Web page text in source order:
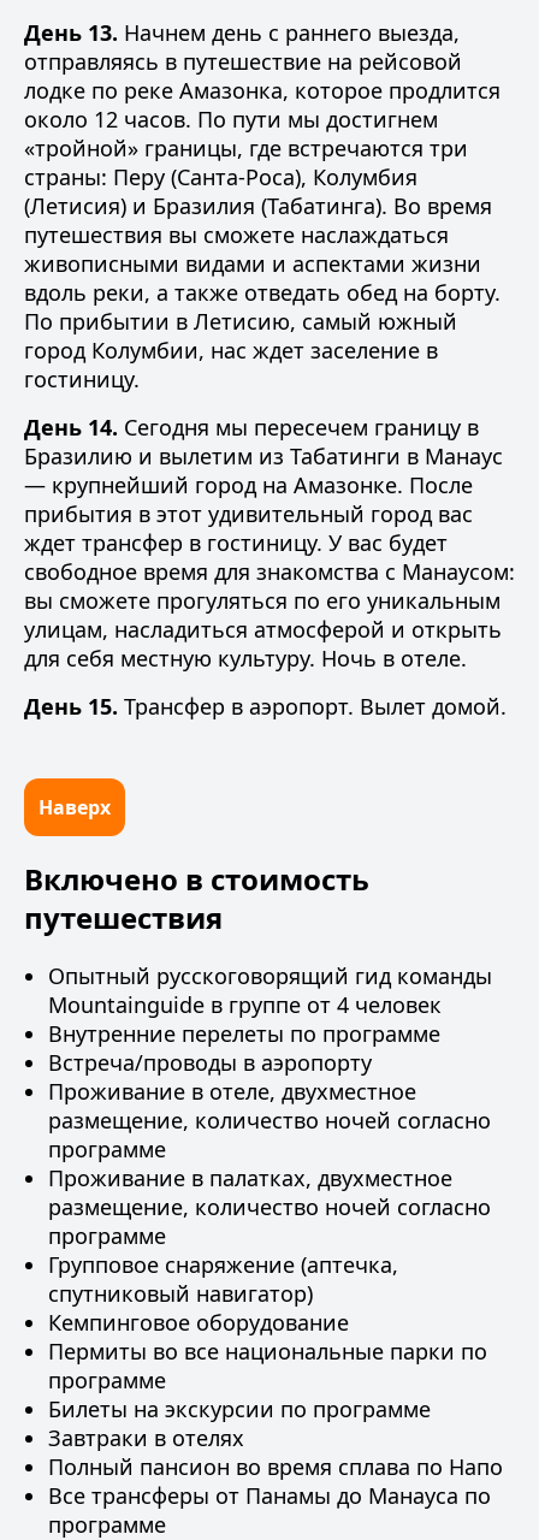
День 13. Начнем день с раннего выезда,
отправляясь в путешествие на рейсовой
лодке по реке Амазонка, которое продлится
около 12 часов. По пути мы достигнем
«тройной» границы, где встречаются три
страны: Перу (Санта-Роса), Колумбия
(Летисия) и Бразилия (Табатинга). Во время
путешествия вы сможете наслаждаться
живописными видами и аспектами жизни
вдоль реки, а также отведать обед на борту.
По прибытии в Летисию, самый южный
город Колумбии, нас ждет заселение в
гостиницу.
День 14. Сегодня мы пересечем границу в
Бразилию и вылетим из Табатинги в Манаус
— крупнейший город на Амазонке. После
прибытия в этот удивительный город вас
ждет трансфер в гостиницу. У вас будет
свободное время для знакомства с Манаусом:
вы сможете прогуляться по его уникальным
улицам, насладиться атмосферой и открыть
для себя местную культуру. Ночь в отеле.
День 15. Трансфер в аэропорт. Вылет домой.
Наверх
Включено в стоимость
путешествия
Опытный русскоговорящий гидкоманды
Mountainguide в группе от 4 человек
Внутренние перелеты по программе
Встреча/проводы в аэропорту
Проживание в отеле, двухместное
размещение, количество ночей согласно
программе
Проживание в палатках, двухместное
размещение, количество ночей согласно
программе
Групповое снаряжение (аптечка,
спутниковый навигатор)
Кемпинговое оборудование
Пермиты во все национальные парки по
программе
Билеты на экскурсии по программе
Завтраки в отелях
Полный пансион во время сплава по Напо
Все трансферы от Панамы до Манауса по
программе